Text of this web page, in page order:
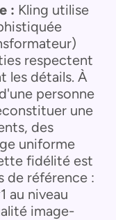
: Kling utilise
respectent
les détails. À
personne
une
des
uniforme
fidélité est
de référence :
au niveau
image-